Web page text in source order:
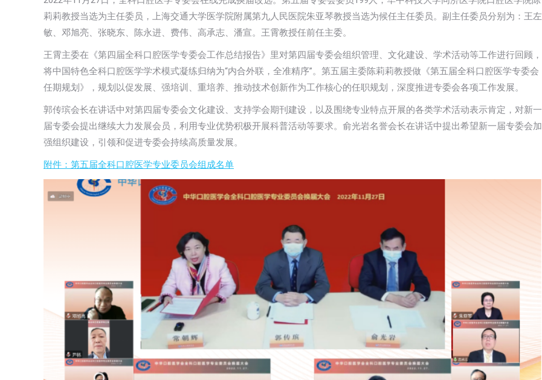
莉莉教授当选为主任委员，上海交通大学医学院附属第九人民医院朱亚琴教授当选为候任主任委员。副主任委员分别为：王左
敏、邓旭亮、张晓东、陈永进、费伟、高承志、潘宣。王霄教授任前任主委。
王霄主委在《第四届全科口腔医学专委会工作总结报告》里对第四届专委会组织管理、文化建设、学术活动等工作进行回顾，
将中国特色全科口腔医学学术模式凝练归纳为“内合外联，全准精序”。第五届主委陈莉莉教授做《第五届全科口腔医学专委会
任期规划》，规划以促发展、强培训、重培养、推动技术创新作为工作核心的任职规划，深度推进专委会各项工作发展。
郭传瑸会长在讲话中对第四届专委会文化建设、支持学会期刊建设，以及围绕专业特点开展的各类学术活动表示肯定，对新一
届专委会提出继续大力发展会员，利用专业优势积极开展科普活动等要求。俞光岩名誉会长在讲话中提出希望新一届专委会加
强组织建设，引领和促进专委会持续高质量发展。
附件：第五届全科口腔医学专业委员会组成名单